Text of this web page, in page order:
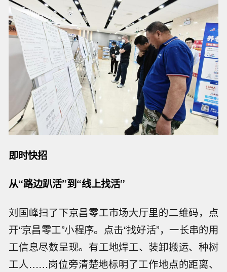
即时快招
从“路边趴活”到“线上找活”
刘国峰扫了下京昌零工市场大厅里的二维码，点
开“京昌零工”小程序。点击“找好活”，一长串的用
工信息尽数呈现。有工地焊工、装卸搬运、种树
工人……岗位旁清楚地标明了工作地点的距离、